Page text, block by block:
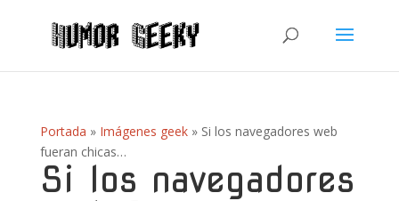
Portada » Imágenes geek» Si los navegadores web
fueran chicas…
Si los navegadores